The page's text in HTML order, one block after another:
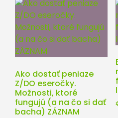
Ako dostať peniaze
Z/DO eseročky.
Možnosti, ktoré
fungujú (a na čo si dať
bacha) ZÁZNAM